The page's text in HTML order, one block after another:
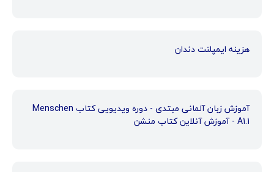
هزینه ایمپلنت دندان
آموزش زبان آلمانی مبتدی - دوره ویدیویی کتاب Menschen
A1.1 - آموزش آنلاین کتاب منشن